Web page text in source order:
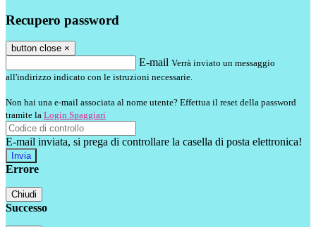
Recupero password
button close ×
E-mail Verrà inviato un messaggio
all'indirizzo indicato con le istruzioni necessarie.
Non hai una e-mail associata al nome utente? Effettua il reset della password
tramite la Login Spaggiari
E-mail inviata, si prega di controllare la casella di posta elettronica!
Errore
Chiudi
Successo